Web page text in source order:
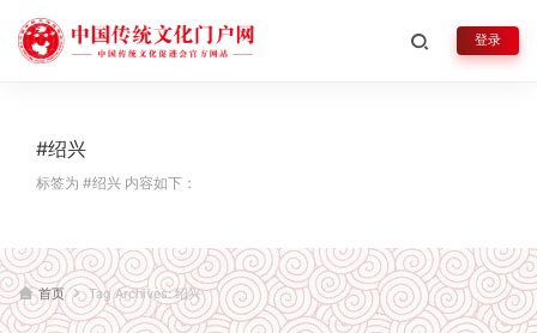
登录
#绍兴
标签为 #绍兴 内容如下：
首页 Tag Archives: 绍兴